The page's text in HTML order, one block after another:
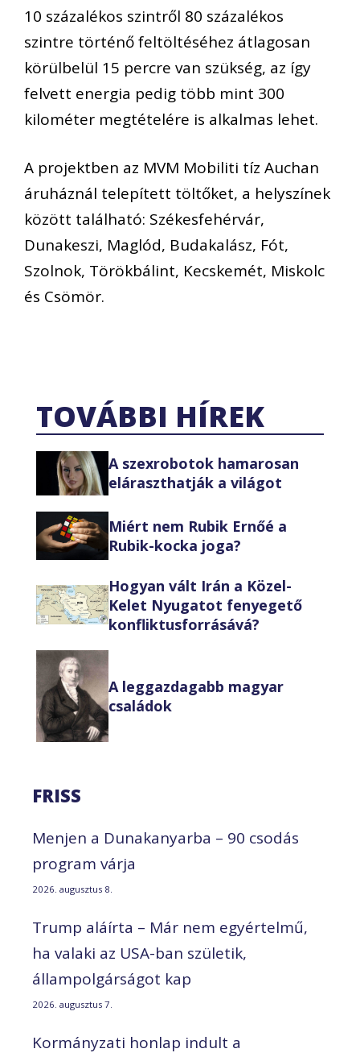
10 százalékos szintről 80 százalékos
szintre történő feltöltéséhez átlagosan
körülbelül 15 percre van szükség, az így
felvett energia pedig több mint 300
kilométer megtételére is alkalmas lehet.
A projektben az MVM Mobiliti tíz Auchan
áruháznál telepített töltőket, a helyszínek
között található: Székesfehérvár,
Dunakeszi, Maglód, Budakalász, Fót,
Szolnok, Törökbálint, Kecskemét, Miskolc
és Csömör.
TOVÁBBI HÍREK
A szexrobotok hamarosan
eláraszthatják a világot
Miért nem Rubik Ernőé a
Rubik-kocka joga?
Hogyan vált Irán a Közel-
Kelet Nyugatot fenyegető
konfliktusforrásává?
A leggazdagabb magyar
családok
FRISS
Menjen a Dunakanyarba – 90 csodás
program várja
2026. augusztus 8.
Trump aláírta – Már nem egyértelmű,
ha valaki az USA-ban születik,
állampolgárságot kap
2026. augusztus 7.
Kormányzati honlap indult a